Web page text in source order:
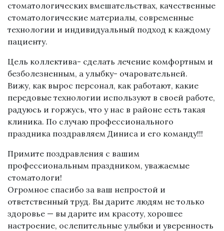
стоматологических вмешательствах, качественные
стоматологические материалы, современные
технологии и индивидуальный подход к каждому
пациенту.
Цель коллектива- сделать лечение комфортным и
безболезненным, а улыбку- очаровательней.
Вижу, как вырос персонал, как работают, какие
передовые технологии используют в своей работе,
радуюсь и горжусь, что у нас в районе есть такая
клиника. По случаю профессионального
праздника поздравляем Диниса и его команду!!!
Примите поздравления с вашим
профессиональным праздником, уважаемые
стоматологи!
Огромное спасибо за ваш непростой и
ответственный труд. Вы дарите людям не только
здоровье — вы дарите им красоту, хорошее
настроение, ослепительные улыбки и уверенность